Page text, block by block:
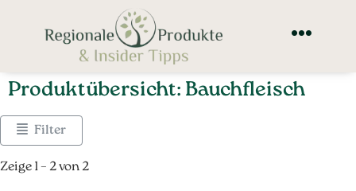
Produktübersicht: Bauchfleisch
Filter
Zeige 1 – 2 von 2